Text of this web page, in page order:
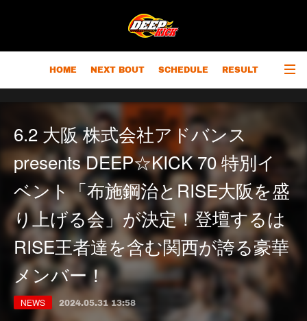
HOME NEXT BOUT SCHEDULE RESULT
RANKING CHAMPIONS OUTLINE
6.2 大阪 株式会社アドバンス
presents DEEP☆KICK 70 特別イ
ベント「布施鋼治とRISE大阪を盛
り上げる会」が決定！登壇するは
RISE王者達を含む関西が誇る豪華
メンバー！
NEWS 2024.05.31 13:58